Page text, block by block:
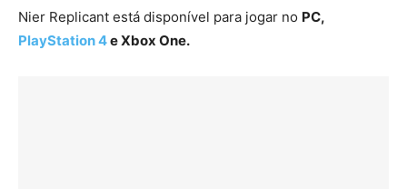
Nier Replicant está disponível para jogar no PC,
PlayStation 4e Xbox One.